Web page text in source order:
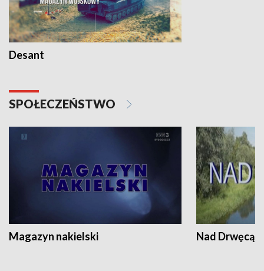
Desant
SPOŁECZEŃSTWO
Magazyn nakielski Nad Drwęcą